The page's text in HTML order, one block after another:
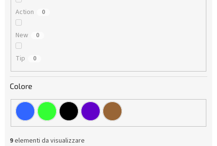
Action 0
New 0
Tip 0
Colore
9elementi da visualizzare